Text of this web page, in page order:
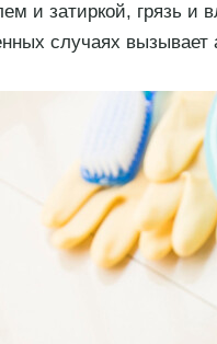
и затиркой, грязь и
случаях